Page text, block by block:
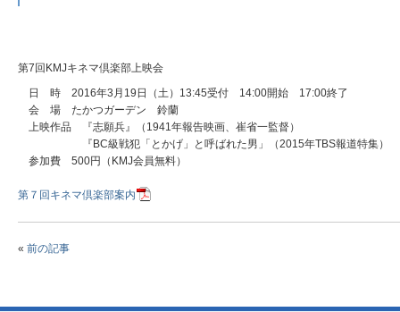
第7回KMJキネマ倶楽部上映会
日 時 2016年3月19日（土）13:45受付 14:00開始 17:00終了
会 場 たかつガーデン 鈴蘭
上映作品 『志願兵』（1941年報告映画、崔省一監督）
『BC級戦犯「とかげ」と呼ばれた男」（2015年TBS報道特集）
参加費 500円（KMJ会員無料）
第７回キネマ倶楽部案内
« 前の記事